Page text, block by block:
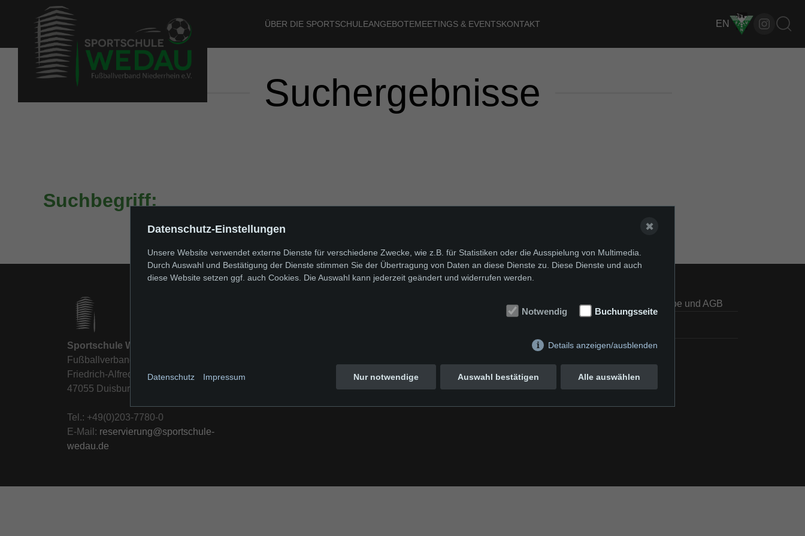
ÜBER DIE SPORTSCHULEANGEBOTEMEETINGS & EVENTSKONTAKT EN
Su­ch­er­geb­nis­se
Suchbegriff:
Sportschule Wedau
Fußballverband Niederrhein e.V.
Friedrich-Alfred-Allee 15
47055 Duisburg
Tel.: +49(0)203-7780-0
E-Mail: reservierung@sportschule-
wedau.de
Konditionen / Bankettmappe und AGB
Datenschutz-Einstellungen
Unsere Website verwendet externe Dienste für verschiedene Zwecke, wie z.B. für Statistiken oder die Ausspielung von Multimedia.
Durch Auswahl und Bestätigung der Dienste stimmen Sie der Übertragung von Daten an diese Dienste zu. Diese Dienste und auch
diese Website setzen ggf. auch Cookies. Die Auswahl kann jederzeit geändert und widerrufen werden.
Notwendig Buchungsseite
Details anzeigen/ausblenden
Nur notwendige Auswahl bestätigen Alle auswählen
Datenschutz Impressum
✖